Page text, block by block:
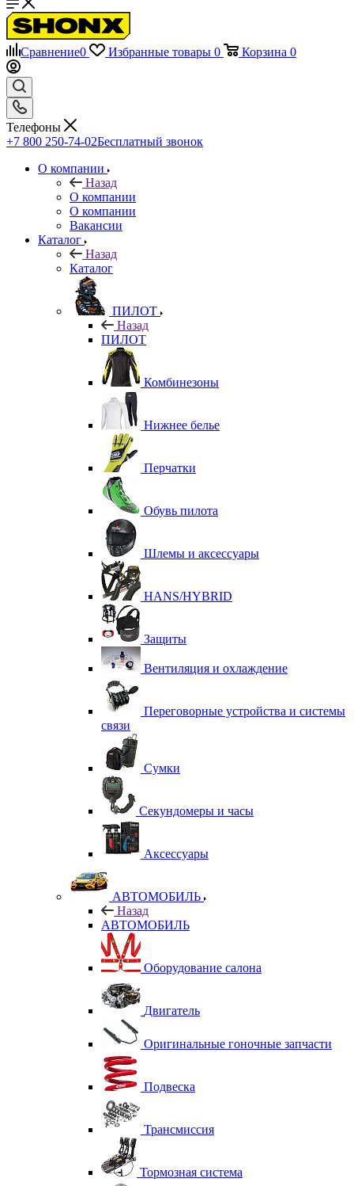
Сравнение0 Избранные товары 0 Корзина 0
Телефоны
+7 800 250-74-02Бесплатный звонок
О компании
Назад
О компании
О компании
Вакансии
Каталог
Назад
Каталог
ПИЛОТ
Назад
ПИЛОТ
Комбинезоны
Нижнее белье
Перчатки
Обувь пилота
Шлемы и аксессуары
HANS/HYBRID
Защиты
Вентиляция и охлаждение
Переговорные устройства и системы
связи
Сумки
Секундомеры и часы
Аксессуары
АВТОМОБИЛЬ
Назад
АВТОМОБИЛЬ
Оборудование салона
Двигатель
Оригинальные гоночные запчасти
Подвеска
Трансмиссия
Тормозная система